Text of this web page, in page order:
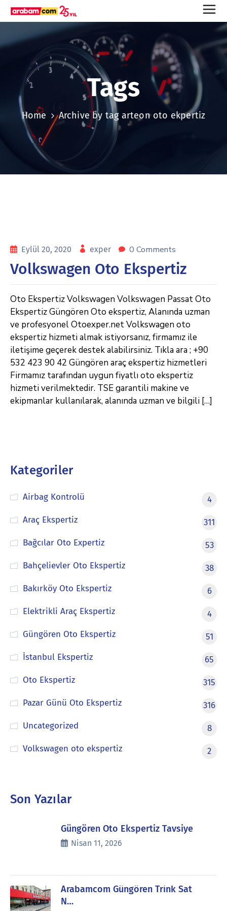
Tags
Home Archive by tag arteon oto ekpertiz
Eylül 20, 2020 exper 0 Comments
Volkswagen Oto Ekspertiz
Oto Ekspertiz Volkswagen Volkswagen Passat Oto
Ekspertiz Güngören Oto ekspertiz, Alanında uzman
ve profesyonel Otoexper.net Volkswagen oto
ekspertiz hizmeti almak istiyorsanız, firmamız ile
iletişime geçerek destek alabilirsiniz. Tıkla ara ; +90
532 423 90 42 Güngören araç ekspertiz hizmetleri
Firmamız tarafından uygun fiyatlı oto ekspertiz
hizmeti verilmektedir. TSE garantili makine ve
ekipmanlar kullanılarak, alanında uzman ve bilgili […]
Kategoriler
Airbag Kontrolü
4
Araç Ekspertiz
311
Bağcılar Oto Expertiz
53
Bahçelievler Oto Ekspertiz
38
Bakırköy Oto Ekspertiz
6
Elektrikli Araç Ekspertiz
4
Güngören Oto Ekspertiz
51
İstanbul Ekspertiz
65
Oto Ekspertiz
315
Pazar Günü Oto Ekspertiz
316
Uncategorized
8
Volkswagen oto ekspertiz
2
Son Yazılar
Güngören Oto Ekspertiz Tavsiye
Nisan 11, 2026
Arabamcom Güngören Trink Sat
N…